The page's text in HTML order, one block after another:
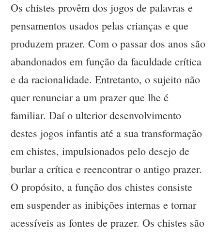
Os chistes provêm dos jogos de palavras e
pensamentos usados pelas crianças e que
produzem prazer. Com o passar dos anos são
abandonados em função da faculdade crítica
e da racionalidade. Entretanto, o sujeito não
quer renunciar a um prazer que lhe é
familiar. Daí o ulterior desenvolvimento
destes jogos infantis até a sua transformação
em chistes, impulsionados pelo desejo de
burlar a crítica e reencontrar o antigo prazer.
O propósito, a função dos chistes consiste
em suspender as inibições internas e tornar
acessíveis as fontes de prazer. Os chistes são